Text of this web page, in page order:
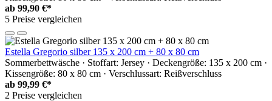
ab 99,90 €*
5 Preise vergleichen
Estella Gregorio silber 135 x 200 cm + 80 x 80 cm
Sommerbettwäsche · Stoffart: Jersey · Deckengröße: 135 x 200 cm ·
Kissengröße: 80 x 80 cm · Verschlussart: Reißverschluss
ab 99,99 €*
2 Preise vergleichen